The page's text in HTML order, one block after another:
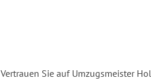
Vertrauen Sie auf Umzugsmeister